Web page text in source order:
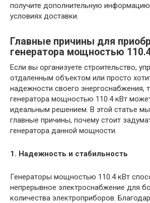
получите дополнительную
условиях доставки.
Главные причины для
генератора мощностью
Если вы организуете строительство,
отдаленным объектом или просто
надежности своего энергоснабжения,
генератора мощностью 110.4 кВт
идеальным решением. В этой статье
главные причины, почему стоит
генератора данной мощности.
1. Надежность и стабильность
Генераторы мощностью 110.4 кВт
непрерывное электроснабжение для
количества электроприборов.